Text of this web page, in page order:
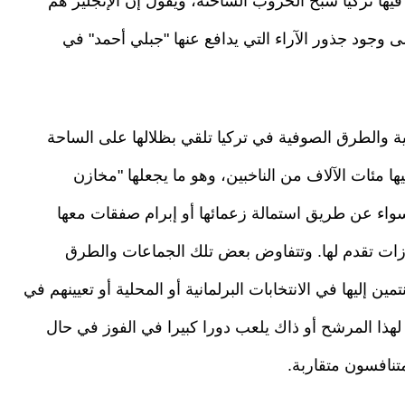
جذور الآراء التي يدافع عنها "جبلي أحمد" في
والطرق الصوفية في تركيا تلقي بظلالها على الساحة
مئات الآلاف من الناخبين، وهو ما يجعلها "مخازن
عن طريق استمالة زعمائها أو إبرام صفقات معها
تقدم لها. وتتفاوض بعض تلك الجماعات والطرق
في الانتخابات البرلمانية أو المحلية أو تعيينهم في
المرشح أو ذاك يلعب دورا كبيرا في الفوز في حال
متقاربة.